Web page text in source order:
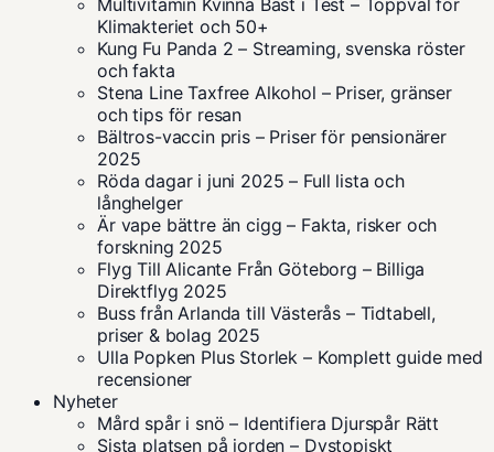
Multivitamin Kvinna Bäst i Test – Toppval för
Klimakteriet och 50+
Kung Fu Panda 2 – Streaming, svenska röster
och fakta
Stena Line Taxfree Alkohol – Priser, gränser
och tips för resan
Bältros-vaccin pris – Priser för pensionärer
2025
Röda dagar i juni 2025 – Full lista och
långhelger
Är vape bättre än cigg – Fakta, risker och
forskning 2025
Flyg Till Alicante Från Göteborg – Billiga
Direktflyg 2025
Buss från Arlanda till Västerås – Tidtabell,
priser & bolag 2025
Ulla Popken Plus Storlek – Komplett guide med
recensioner
Nyheter
Mård spår i snö – Identifiera Djurspår Rätt
Sista platsen på jorden – Dystopiskt